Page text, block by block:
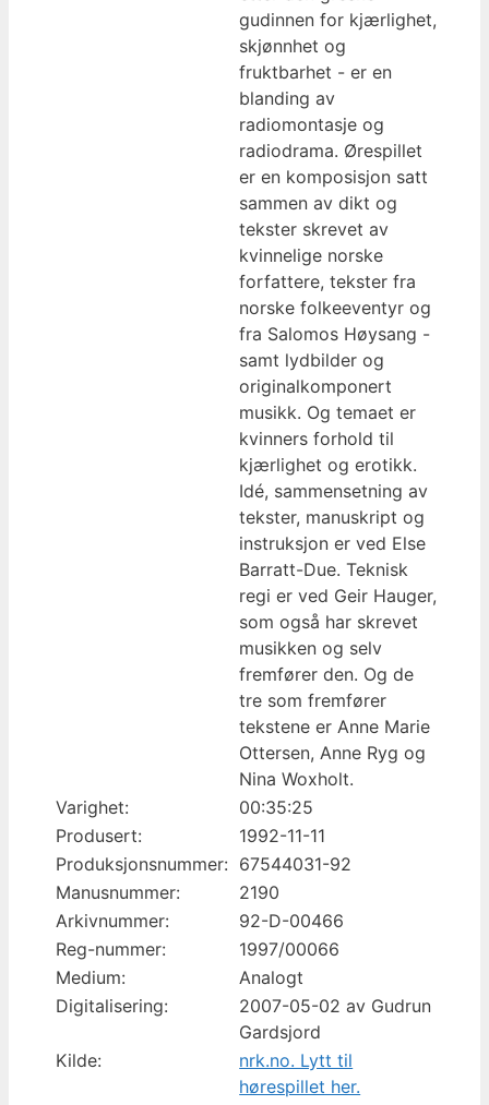
gudinnen for kjærlighet,
skjønnhet og
fruktbarhet - er en
blanding av
radiomontasje og
radiodrama. Ørespillet
er en komposisjon satt
sammen av dikt og
tekster skrevet av
kvinnelige norske
forfattere, tekster fra
norske folkeeventyr og
fra Salomos Høysang -
samt lydbilder og
originalkomponert
musikk. Og temaet er
kvinners forhold til
kjærlighet og erotikk.
Idé, sammensetning av
tekster, manuskript og
instruksjon er ved Else
Barratt-Due. Teknisk
regi er ved Geir Hauger,
som også har skrevet
musikken og selv
fremfører den. Og de
tre som fremfører
tekstene er Anne Marie
Ottersen, Anne Ryg og
Nina Woxholt.
Varighet:
00:35:25
Produsert:
1992-11-11
Produksjonsnummer: 67544031-92
Manusnummer:
2190
Arkivnummer:
92-D-00466
Reg-nummer:
1997/00066
Medium:
Analogt
Digitalisering:
2007-05-02 av Gudrun
Gardsjord
Kilde:
nrk.no. Lytt til
hørespillet her.